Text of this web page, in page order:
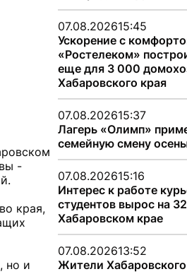
-
края,
но и
07.08.202615:45
Ускорение с
«Ростелеком»
еще для 3 000
Хабаровского края
07.08.202615:37
Лагерь «Олимп»
семейную смену
07.08.202615:16
Интерес к работе
студентов вырос на
Хабаровском крае
07.08.202613:52
Жители